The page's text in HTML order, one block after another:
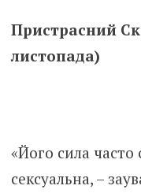
Пристрасний
листопада)
«Його сила часто
сексуальна, –